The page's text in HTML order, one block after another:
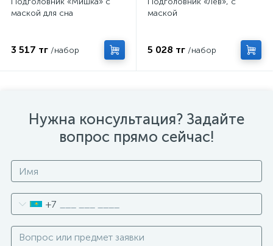
маской для сна
3 517 тг /набор
маской
5 028 тг /набор
Нужна консультация? Задайте
вопрос прямо сейчас!
+7